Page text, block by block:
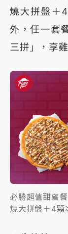
燒大拼盤＋
外，任一套
三拼」，享
必勝超值甜蜜
燒大拼盤＋4顆